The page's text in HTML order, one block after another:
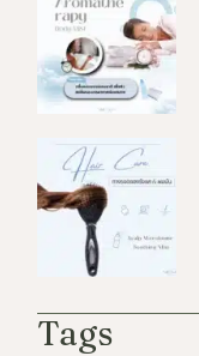
Tags